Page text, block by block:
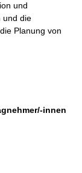
und
und die
Planung von
innen